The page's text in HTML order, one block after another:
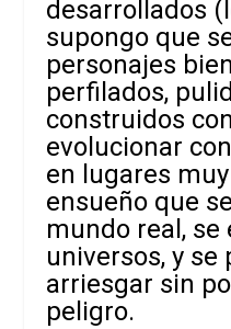
desarrollados
supongo que
personajes
perfilados,
construidos
evolucionar
en lugares
ensueño que
mundo real,
universos, y se
arriesgar sin
peligro.